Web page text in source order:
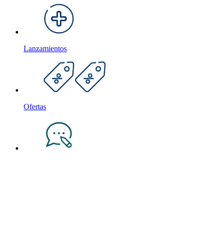
Lanzamientos
Ofertas